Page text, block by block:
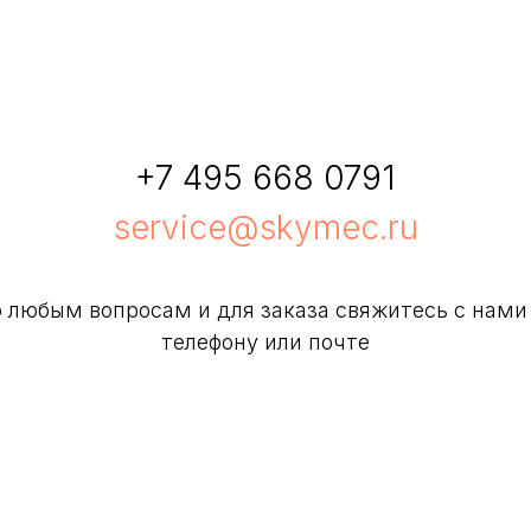
+7 495 668 0791
service@skymec.ru
любым вопросам и для заказа свяжитесь с нами
телефону или почте